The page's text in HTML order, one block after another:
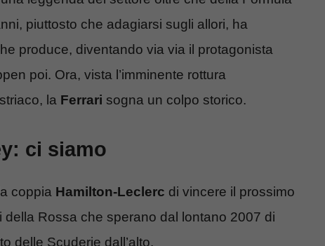
piuttosto che adagiarsi sugli allori, ha
produce, diventando via via il protagonista
poi. Ora, vista l’imminente rottura
la Ferrari sogna un colpo storico.
ci siamo
coppia Hamilton-Leclerc di vincere il prossimo
Rossa che sperano dal lontano 2007 di
delle Scuderie dall’alto.